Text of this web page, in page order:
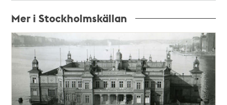
Mer i Stockholmskällan
Relaterade
poster
teman